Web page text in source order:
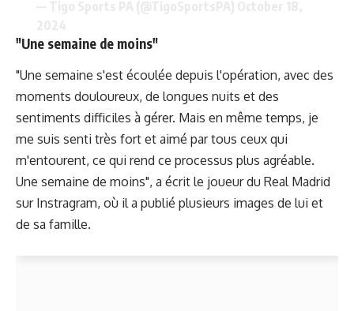
"Une semaine de moins"
"Une semaine s'est écoulée depuis l'opération, avec des
moments douloureux, de longues nuits et des
sentiments difficiles à gérer. Mais en même temps, je
me suis senti très fort et aimé par tous ceux qui
m'entourent, ce qui rend ce processus plus agréable.
Une semaine de moins", a écrit le joueur du Real Madrid
sur Instragram, où il a publié plusieurs images de lui et
de sa famille.